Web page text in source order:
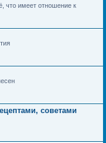
что имеет отношение к
советами